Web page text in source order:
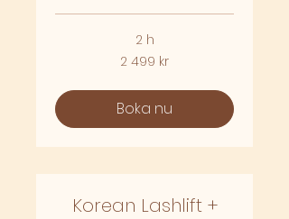
2 h
2 499 kr
Boka nu
Korean Lashlift +